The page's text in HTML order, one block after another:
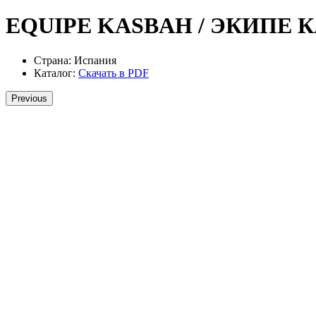
EQUIPE KASBAH / ЭКИПЕ
Страна: Испания
Каталог: Скачать в PDF
Previous